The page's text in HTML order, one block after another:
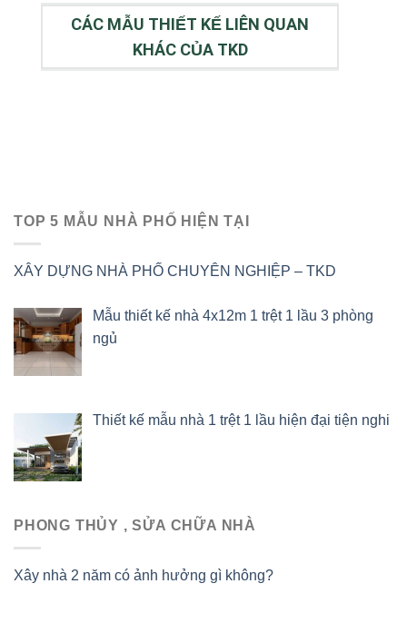
CÁC MẪU THIẾT KẾ LIÊN QUAN
KHÁC CỦA TKD
TOP 5 MẪU NHÀ PHỐ HIỆN TẠI
XÂY DỰNG NHÀ PHỐ CHUYÊN NGHIỆP – TKD
Mẫu thiết kế nhà 4x12m 1 trệt 1 lầu 3 phòng
ngủ
Thiết kế mẫu nhà 1 trệt 1 lầu hiện đại tiện nghi
PHONG THỦY , SỬA CHỮA NHÀ
Xây nhà 2 năm có ảnh hưởng gì không?